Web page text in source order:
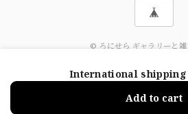
© ろにせら ギャラリーと
International
Add to cart
ショップに質